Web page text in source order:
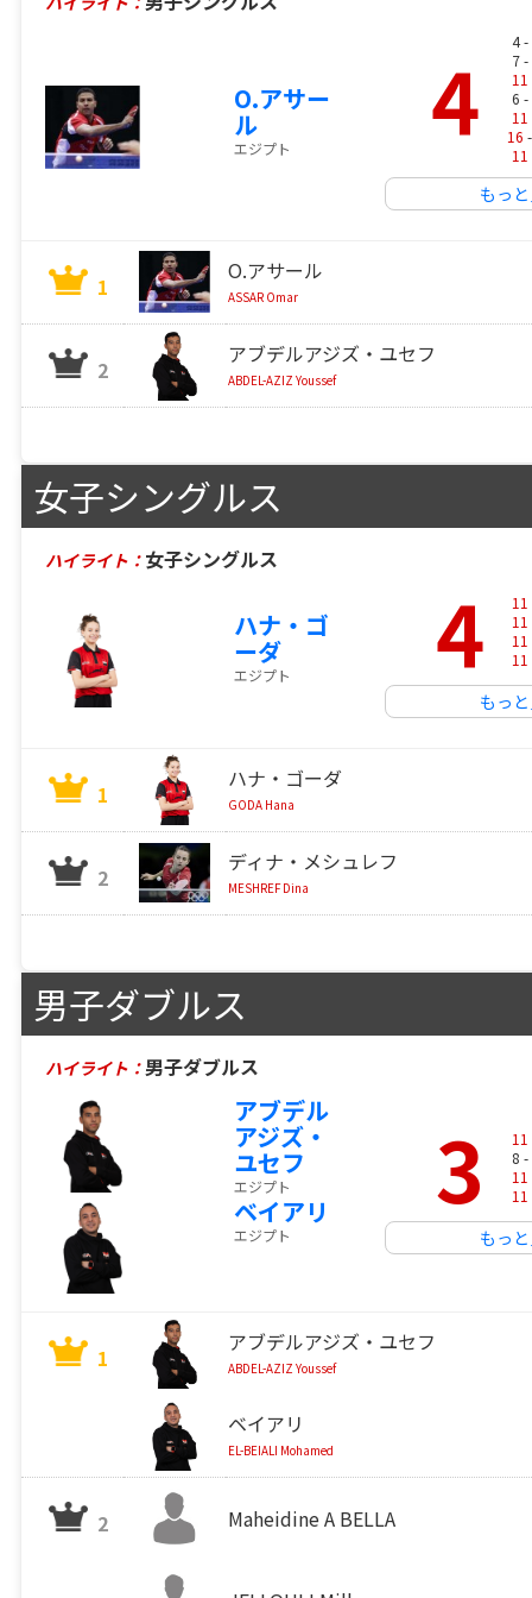
O.アサー
ル
エジプト 4 4 -
7 -
11
6 -
11
16
11
もっ
1
O.アサール
ASSAR Omar
2
アブデルアジズ・ユセフ
ABDEL-AZIZ Youssef
女子シングルス
ハイライト： 女子シングルス
ハナ・ゴ
ーダ
エジプト 4 11
11
11
11
もっ
1
ハナ・ゴーダ
GODA Hana
2
ディナ・メシュレフ
MESHREF Dina
男子ダブルス
ハイライト：男子ダブルス
アブデル
アジズ・
ユセフ
エジプト
ベイアリ
エジプト
3 11
8 -
11
11
もっ
1
アブデルアジズ・ユセフ
ABDEL-AZIZ Youssef
ベイアリ
EL-BEIALI Mohamed
2 Maheidine A BELLA